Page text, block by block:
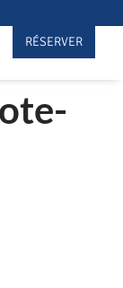
RÉSERVER